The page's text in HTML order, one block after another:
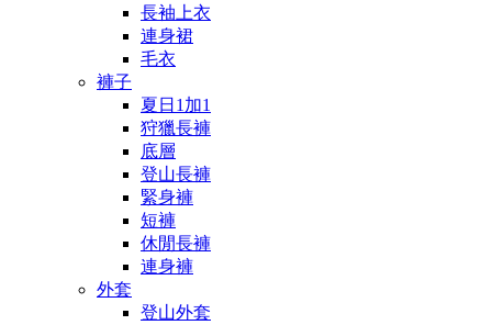
長袖上衣
連身裙
毛衣
褲子
夏日1加1
狩獵長褲
底層
登山長褲
緊身褲
短褲
休閒長褲
連身褲
外套
登山外套